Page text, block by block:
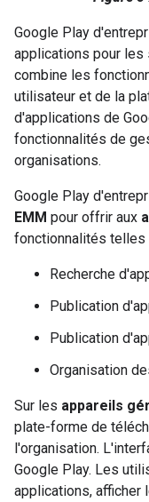
Google Play
applications pour les
combine les
utilisateur et de la
d'applications de
fonctionnalités de
organisations.
Google Play
EMM pour offrir aux
fonctionnalités telles
Recherche
Publication
Publication
Organisation
Sur les appareils
plate-forme de
l'organisation.
Google Play. Les
applications, afficher